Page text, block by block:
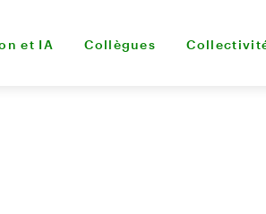
et IA Collègues